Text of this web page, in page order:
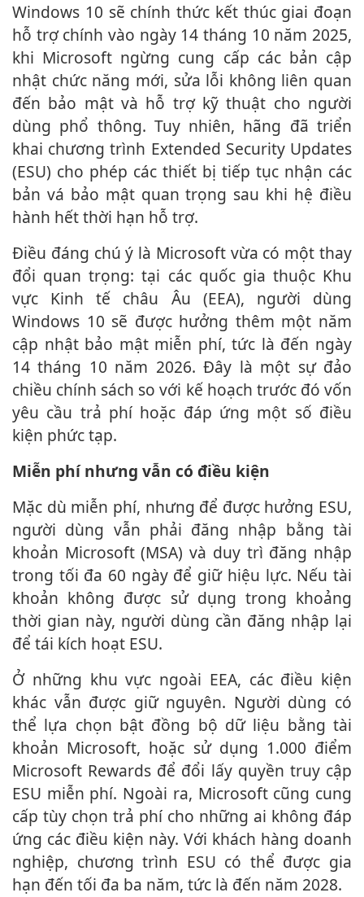
Windows 10 sẽ chính thức kết thúc giai đoạn
hỗ trợ chính vào ngày 14 tháng 10 năm 2025,
khi Microsoft ngừng cung cấp các bản cập
nhật chức năng mới, sửa lỗi không liên quan
đến bảo mật và hỗ trợ kỹ thuật cho người
dùng phổ thông. Tuy nhiên, hãng đã triển
khai chương trình Extended Security Updates
(ESU) cho phép các thiết bị tiếp tục nhận các
bản vá bảo mật quan trọng sau khi hệ điều
hành hết thời hạn hỗ trợ.
Điều đáng chú ý là Microsoft vừa có một thay
đổi quan trọng: tại các quốc gia thuộc Khu
vực Kinh tế châu Âu (EEA), người dùng
Windows 10 sẽ được hưởng thêm một năm
cập nhật bảo mật miễn phí, tức là đến ngày
14 tháng 10 năm 2026. Đây là một sự đảo
chiều chính sách so với kế hoạch trước đó vốn
yêu cầu trả phí hoặc đáp ứng một số điều
kiện phức tạp.
Miễn phí nhưng vẫn có điều kiện
Mặc dù miễn phí, nhưng để được hưởng ESU,
người dùng vẫn phải đăng nhập bằng tài
khoản Microsoft (MSA) và duy trì đăng nhập
trong tối đa 60 ngày để giữ hiệu lực. Nếu tài
khoản không được sử dụng trong khoảng
thời gian này, người dùng cần đăng nhập lại
để tái kích hoạt ESU.
Ở những khu vực ngoài EEA, các điều kiện
khác vẫn được giữ nguyên. Người dùng có
thể lựa chọn bật đồng bộ dữ liệu bằng tài
khoản Microsoft, hoặc sử dụng 1.000 điểm
Microsoft Rewards để đổi lấy quyền truy cập
ESU miễn phí. Ngoài ra, Microsoft cũng cung
cấp tùy chọn trả phí cho những ai không đáp
ứng các điều kiện này. Với khách hàng doanh
nghiệp, chương trình ESU có thể được gia
hạn đến tối đa ba năm, tức là đến năm 2028.